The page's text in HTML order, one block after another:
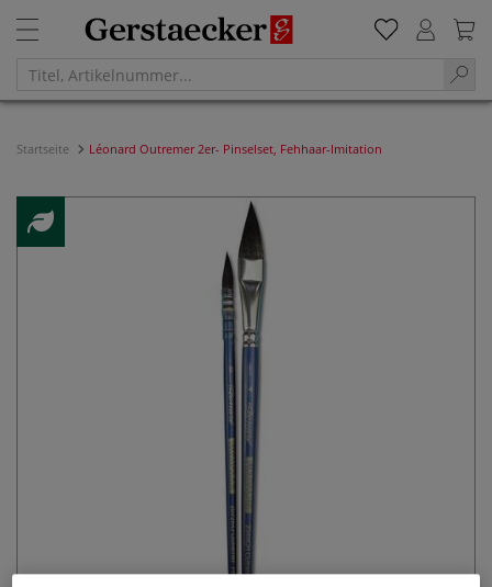
Startseite Léonard Outremer 2er- Pinselset, Fehhaar-Imitation